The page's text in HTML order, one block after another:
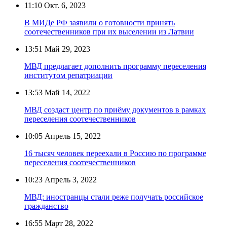
11:10 Окт. 6, 2023
В МИДе РФ заявили о готовности принять
соотечественников при их выселении из Латвии
13:51 Май 29, 2023
МВД предлагает дополнить программу переселения
институтом репатриации
13:53 Май 14, 2022
МВД создаст центр по приёму документов в рамках
переселения соотечественников
10:05 Апрель 15, 2022
16 тысяч человек переехали в Россию по программе
переселения соотечественников
10:23 Апрель 3, 2022
МВД: иностранцы стали реже получать российское
гражданство
16:55 Март 28, 2022